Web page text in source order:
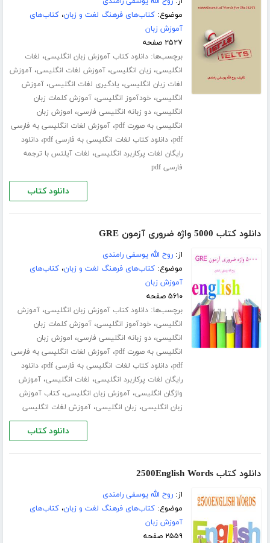
موضوع:کتاب‌های فرهنگ لغت و زبان،کتاب‌های
آموزش زبان
۲۵۲۷ صفحه
برچسب‌ها:دانلود کتاب آموزش زبان انگلیسی، لغات
انگلیسی، زبان انگلیسی،آموزش لغات انگلیسی،آموزش
لغات زبان انگلیسی، یادگیری لغات انگلیسی،آموزش
انگلیسی، خودآموز انگلیسی،آموزش کلمات زبان
انگلیسی،دو زبانه انگلیسی فارسی، اموزش زبان
انگلیسی به صورت pdf
،آموزش لغات انگلیسی به فارسی
pdf،دانلود کتاب لغات انگلیسی به فارسی pdf ،دانلود
رایگان لغات پرکاربرد انگلیسی، لغات آیلتس با ترجمه
فارسی pdf
دانلود کتاب
دانلود کتاب 5000 واژه ضروری آزمون GRE
از:روح الله یوسفی رامندی
موضوع:کتاب‌های فرهنگ لغت و زبان،کتاب‌های
آموزش زبان
۵۶۱۰ صفحه
برچسب‌ها:دانلود کتاب آموزش زبان انگلیسی،آموزش
انگلیسی، خودآموز انگلیسی،آموزش کلمات زبان
انگلیسی،دو زبانه انگلیسی فارسی، اموزش زبان
انگلیسی به صورت pdf
،آموزش لغات انگلیسی به فارسی
pdf،دانلود کتاب لغات انگلیسی به فارسی pdf ،دانلود
رایگان لغات پرکاربرد انگلیسی، لغات انگلیسی،آموزش
واژگان انگلیسی،آموزش زبان انگلیسی،کتاب آموزش
زبان انگلیسی، زبان انگلیسی،آموزش لغات انگلیسی
دانلود کتاب
دانلود کتاب 2500English Words
از:روح الله یوسفی رامندی
موضوع:کتاب‌های فرهنگ لغت و زبان،کتاب‌های
آموزش زبان
۲۵۵۹ صفحه